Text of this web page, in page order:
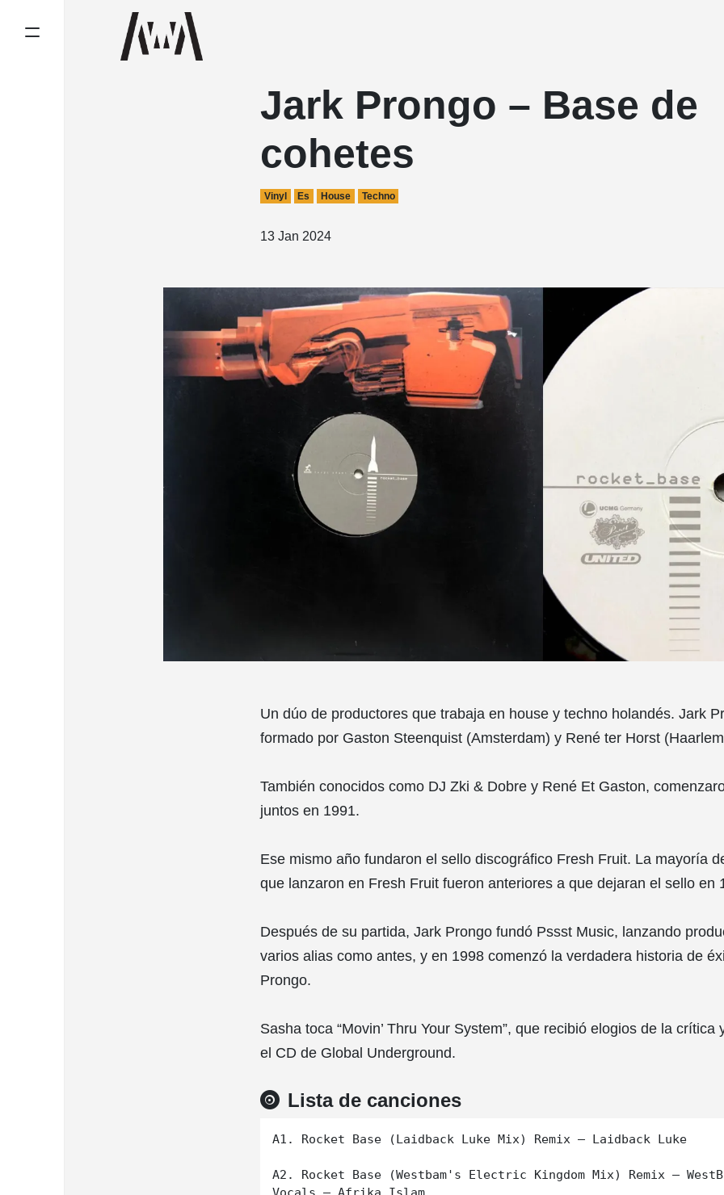
Jark Prongo – Base de
cohetes
Vinyl Es House Techno
13 Jan 2024
Un dúo de productores que trabaja en house y techno holandés. Jark
formado por Gaston Steenquist (Amsterdam) y René ter Horst
También conocidos como DJ Zki & Dobre y René Et Gaston,
juntos en 1991.
Ese mismo año fundaron el sello discográfico Fresh Fruit. La mayoría
que lanzaron en Fresh Fruit fueron anteriores a que dejaran el sello en
Después de su partida, Jark Prongo fundó Pssst Music, lanzando
varios alias como antes, y en 1998 comenzó la verdadera historia de
Prongo.
Sasha toca “Movin’ Thru Your System”, que recibió elogios de la crítica
el CD de Global Underground.
Lista de canciones
A1. Rocket Base (Laidback Luke Mix) Remix – Laidback Luke
A2. Rocket Base (Westbam's Electric Kingdom Mix) Remix –